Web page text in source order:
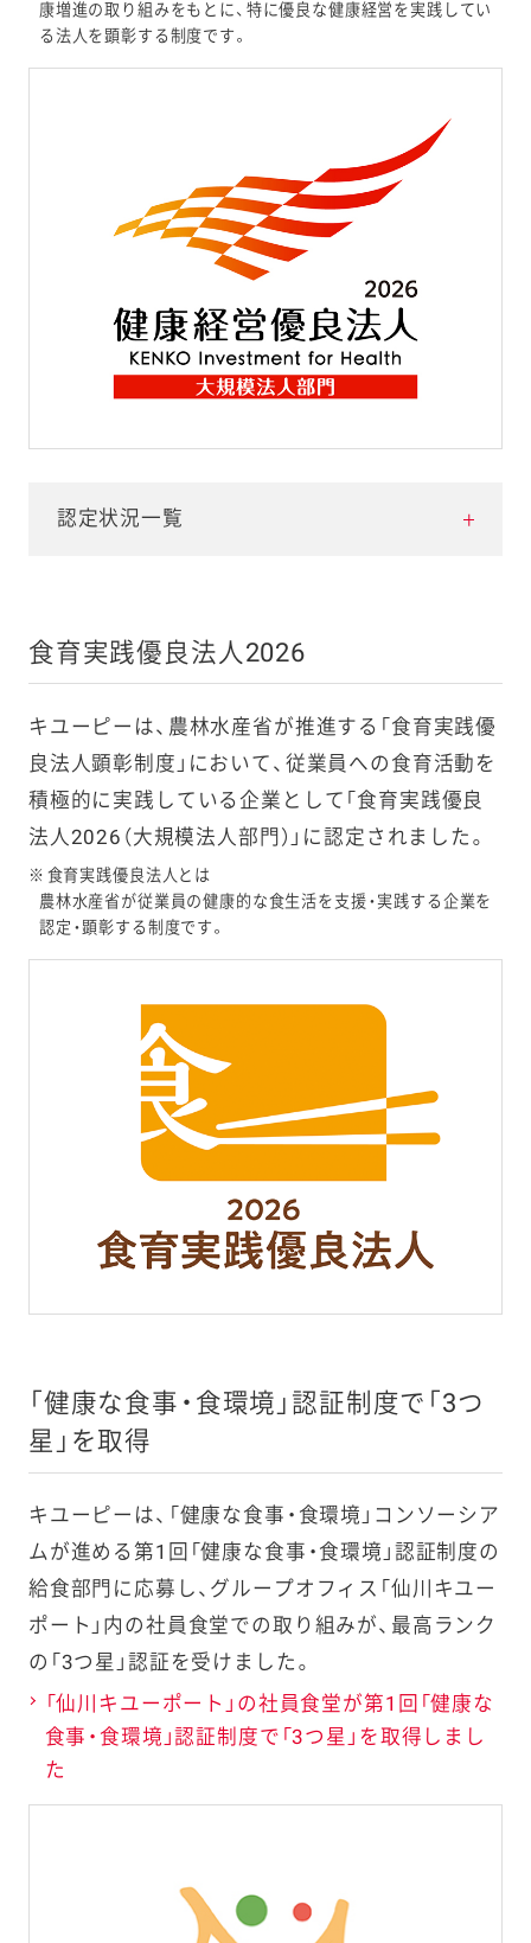
康増進の取り組みをもとに、特に優良な健康経営を実践してい
る法人を顕彰する制度です。
認定状況一覧
（大規模）
キユーピータマゴ
健康経営優良法人
（中小規模）
ディスペンパック
キユーピー醸造
三英食品販売
キユーピーあい
健康優良企業 金の
デリア食品
健康優良企業 銀の
認定
つくば鶏卵加工
ルイノベーション
トウ・キユーピー
コープ食品
食育実践優良法人2026
キユーピーは、農林水産省が推進する「食育実践優
良法人顕彰制度」において、従業員への食育活動を
積極的に実践している企業として「食育実践優良
法人2026（大規模法人部門）」に認定されました。
※ 食育実践優良法人とは
農林水産省が従業員の健康的な食生活を支援・実践する企業を
認定・顕彰する制度です。
「健康な食事・食環境」認証制度で「3つ
星」を取得
キユーピーは、「健康な食事・食環境」コンソーシア
ムが進める第1回「健康な食事・食環境」認証制度の
給食部門に応募し、グループオフィス「仙川キユー
ポート」内の社員食堂での取り組みが、最高ランク
の「3つ星」認証を受けました。
「仙川キユーポート」の社員食堂が第1回「健康な
食事・食環境」認証制度で「3つ星」を取得しまし
た